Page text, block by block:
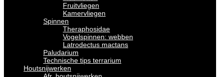
Fruitvliegen
Kamervliegen
Spinnen
Theraphosidae
Vogelspinnen: webben
Latrodectus mactans
Paludarium
Technische tips terrarium
Houtsnijwerken